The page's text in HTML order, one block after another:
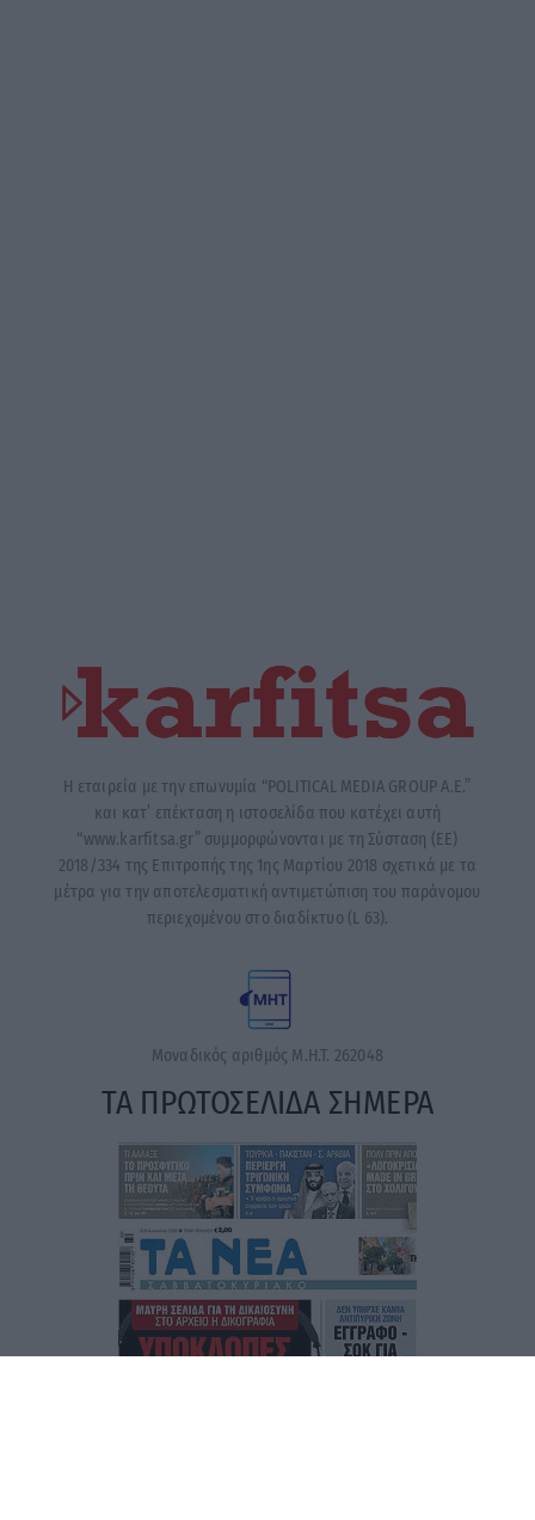
Η εταιρεία με την επωνυμία “POLITICAL MEDIA GROUP A.E.”
και κατ’ επέκταση η ιστοσελίδα που κατέχει αυτή
“www.karfitsa.gr” συμμορφώνονται με τη Σύσταση (ΕΕ)
2018/334 της Επιτροπής της 1ης Μαρτίου 2018 σχετικά με τα
μέτρα για την αποτελεσματική αντιμετώπιση του παράνομου
περιεχομένου στο διαδίκτυο (L 63).
Μοναδικός αριθμός Μ.Η.Τ. 262048
ΤΑ ΠΡΩΤΟΣΕΛΙΔΑ ΣΗΜΕΡΑ